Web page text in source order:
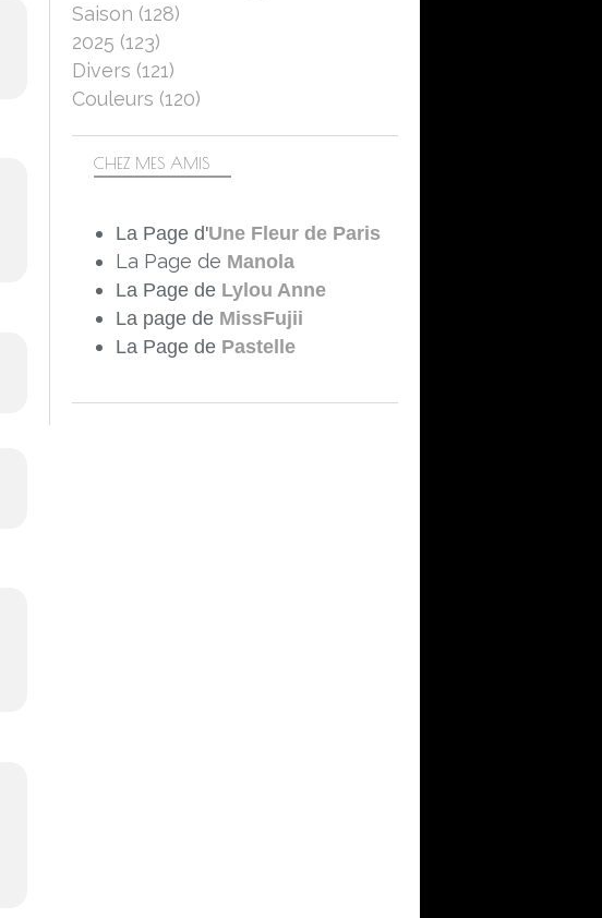
Saison (128)
2025 (123)
Divers (121)
Couleurs (120)
CHEZ MES AMIS
La Page d'Une Fleur de Paris
La Page de Manola
La Page de Lylou Anne
La page de MissFujii
La Page de Pastelle